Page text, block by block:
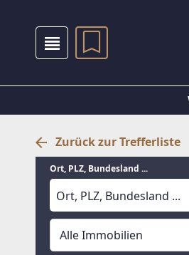
Zurück zur Trefferliste
Ort, PLZ, Bundesland ...
Alle Immobilien